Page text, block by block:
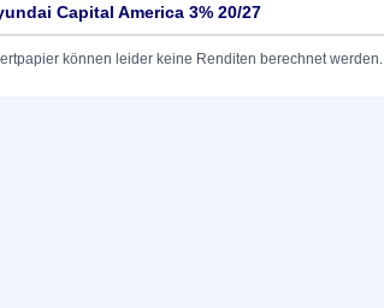
Capital America 3% 20/27
können leider keine Renditen berechnet werden.